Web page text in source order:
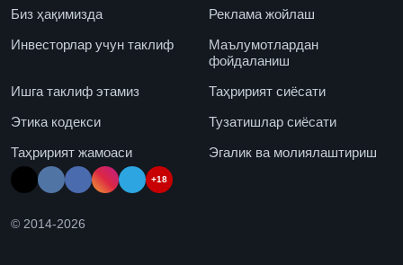
Биз ҳақимизда
Реклама жойлаш
Инвесторлар учун таклиф
Маълумотлардан
фойдаланиш
Ишга таклиф этамиз
Таҳририят сиёсати
Этика кодекси
Тузатишлар сиёсати
Таҳририят жамоаси
Эгалик ва молиялаштириш
+18
© 2014-2026